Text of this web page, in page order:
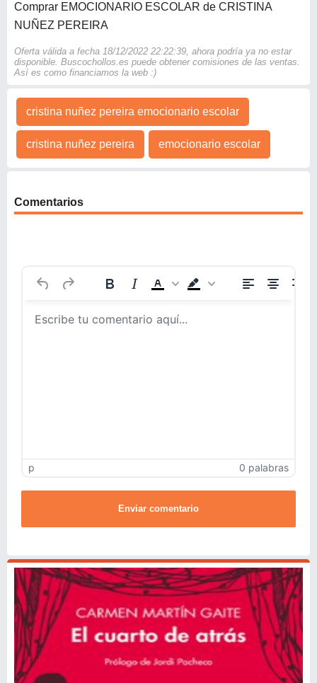
Comprar EMOCIONARIO ESCOLAR de CRISTINA
NUÑEZ PEREIRA
Oferta válida a fecha 18/12/2022 22:22:39, ahora podría ya no estar
disponible. Buscochollos.es puede obtener comisiones de las ventas.
Así es como financiamos la web :)
cristina nuñez pereira emocionario escolar
cristina nuñez pereira emocionario escolar
Comentarios
p 0 palabras
Enviar comentario